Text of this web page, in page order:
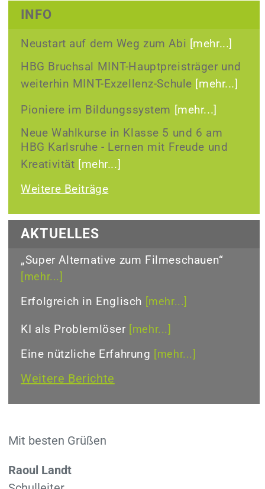
INFO
Neustart auf dem Weg zum Abi [mehr...]
HBG Bruchsal MINT-Hauptpreisträger und
weiterhin MINT-Exzellenz-Schule [mehr...]
Pioniere im Bildungssystem [mehr...]
Neue Wahlkurse in Klasse 5 und 6 am
HBG Karlsruhe - Lernen mit Freude und
Kreativität [mehr...]
Weitere Beiträge
AKTUELLES
„Super Alternative zum Filmeschauen“
[mehr...]
Erfolgreich in Englisch [mehr...]
KI als Problemlöser [mehr...]
Eine nützliche Erfahrung [mehr...]
Weitere Berichte
Mit besten Grüßen
Raoul Landt